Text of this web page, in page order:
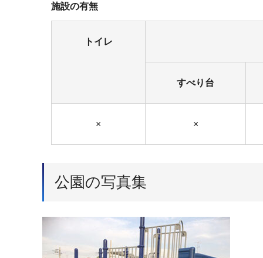
施設の有無
トイレ
すべり台
× ×
公園の写真集